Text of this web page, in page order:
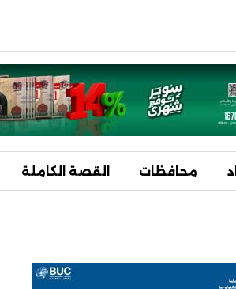
محافظات القصة الكاملة